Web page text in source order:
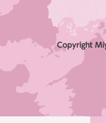
Copyright